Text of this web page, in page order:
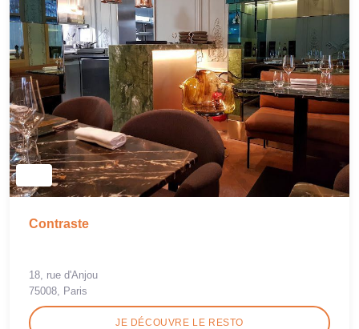
Contraste
18, rue d'Anjou
75008, Paris
JE DÉCOUVRE LE RESTO